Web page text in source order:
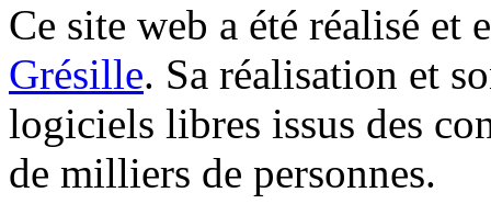
Ce site web a été réalisé et
Grésille. Sa réalisation et
logiciels libres issus des
de milliers de personnes.